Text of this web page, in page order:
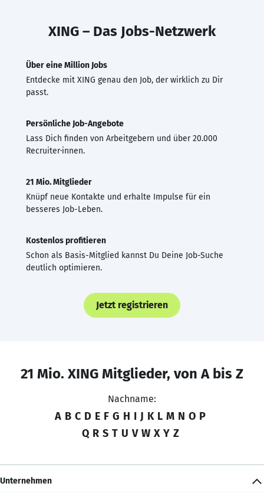
XING – Das Jobs-Netzwerk
Über eine Million Jobs
Entdecke mit XING genau den Job, der wirklich zu Dir
passt.
Persönliche Job-Angebote
Lass Dich finden von Arbeitgebern und über 20.000
Recruiter·innen.
21 Mio. Mitglieder
Knüpf neue Kontakte und erhalte Impulse für ein
besseres Job-Leben.
Kostenlos profitieren
Schon als Basis-Mitglied kannst Du Deine Job-Suche
deutlich optimieren.
Jetzt registrieren
21 Mio. XING Mitglieder, von A bis Z
Nachname:
A B C D E F G H I J K L M N O P
Q R S T U V W X Y Z
Unternehmen